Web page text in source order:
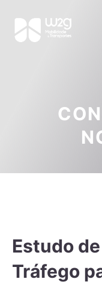
Estudo
Tráfego